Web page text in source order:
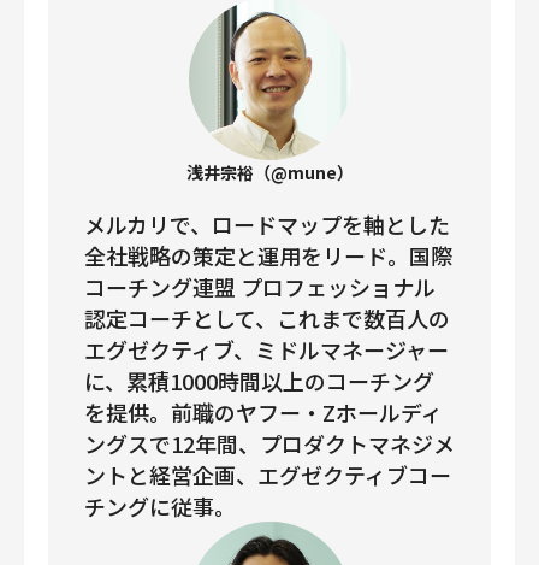
浅井宗裕（@mune）
メルカリで、ロードマップを軸とした
全社戦略の策定と運用をリード。国際
コーチング連盟 プロフェッショナル
認定コーチとして、これまで数百人の
エグゼクティブ、ミドルマネージャー
に、累積1000時間以上のコーチング
を提供。前職のヤフー・Zホールディ
ングスで12年間、プロダクトマネジメ
ントと経営企画、エグゼクティブコー
チングに従事。